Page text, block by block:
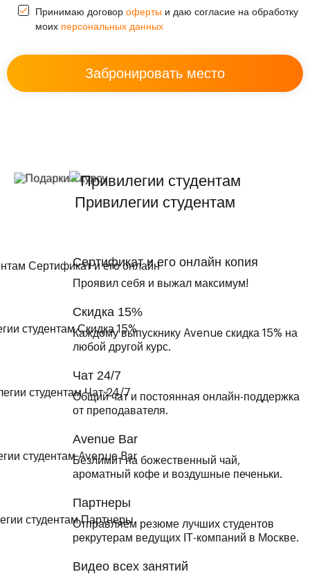
Принимаю договор оферты и даю согласие на обработку
моих персональных данных
Привилегии студентам
Сертификат и его онлайн копия
Проявил себя и выжал максимум!
Скидка 15%
Каждому выпускнику Avenue скидка 15% на
любой другой курс.
Чат 24/7
Общий чат и постоянная онлайн-поддержка
от преподавателя.
Avenue Bar
Безлимит на божественный чай,
ароматный кофе и воздушные печеньки.
Партнеры
Отправляем резюме лучших студентов
рекрутерам ведущих ІТ-компаний в Москве.
Видео всех занятий